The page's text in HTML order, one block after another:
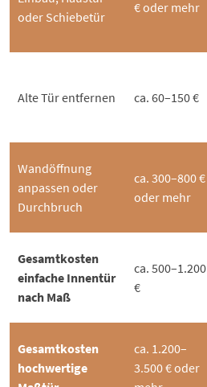
oder Schiebetür
€ oder mehr
Alte Tür entfernen ca. 60–150 €
Wandöffnung
anpassen oder
Durchbruch
ca. 300–800 €
oder mehr
Gesamtkosten
einfache Innentür
nach Maß
ca. 500–1.200
€
Gesamtkosten
hochwertige
ca. 1.200–
3.500 € oder